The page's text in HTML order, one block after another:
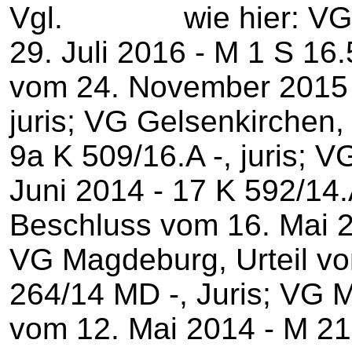
Vgl. wie hier: VG
29. Juli 2016 - M 1 S
vom 24. November
juris; VG
9a K 509/16.A -, juris;
Juni 2014 - 17 K 592/
Beschluss vom 16. Mai
VG Magdeburg, Urteil
264/14 MD -, Juris; VG
vom 12. Mai 2014 - M